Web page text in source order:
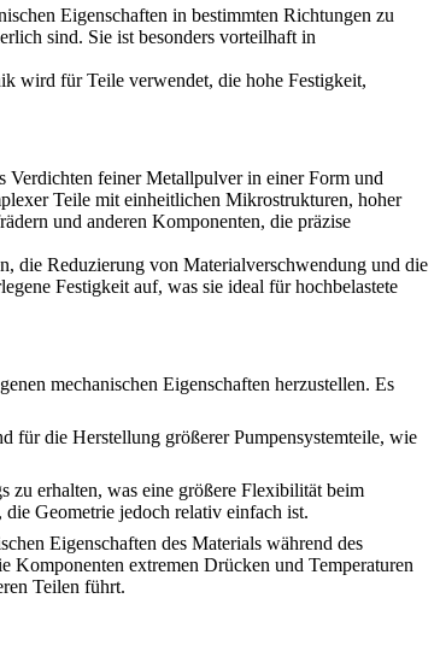
Eigenschaften in bestimmten Richtungen zu
sind. Sie ist besonders vorteilhaft in
wird für Teile verwendet, die hohe Festigkeit,
Verdichten feiner Metallpulver in einer Form und
Teile mit einheitlichen Mikrostrukturen, hoher
und anderen Komponenten, die präzise
die Reduzierung von Materialverschwendung und die
Festigkeit auf, was sie ideal für hochbelastete
mechanischen Eigenschaften herzustellen. Es
für die Herstellung größerer Pumpensystemteile, wie
zu erhalten, was eine größere Flexibilität beim
Geometrie jedoch relativ einfach ist.
Eigenschaften des Materials während des
Komponenten extremen Drücken und Temperaturen
Teilen führt.